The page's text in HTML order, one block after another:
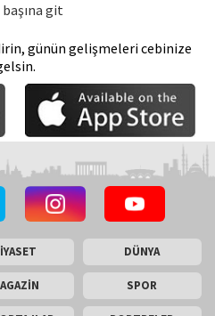
başına git
günün gelişmeleri cebinize
DÜNYA
SPOR